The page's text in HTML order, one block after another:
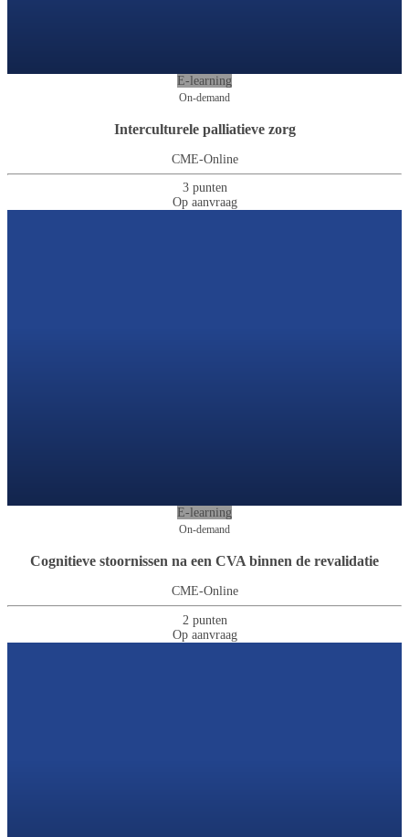
E-learning
On-demand
Interculturele palliatieve zorg
CME-Online
3 punten
Op aanvraag
E-learning
On-demand
Cognitieve stoornissen na een CVA binnen de revalidatie
CME-Online
2 punten
Op aanvraag